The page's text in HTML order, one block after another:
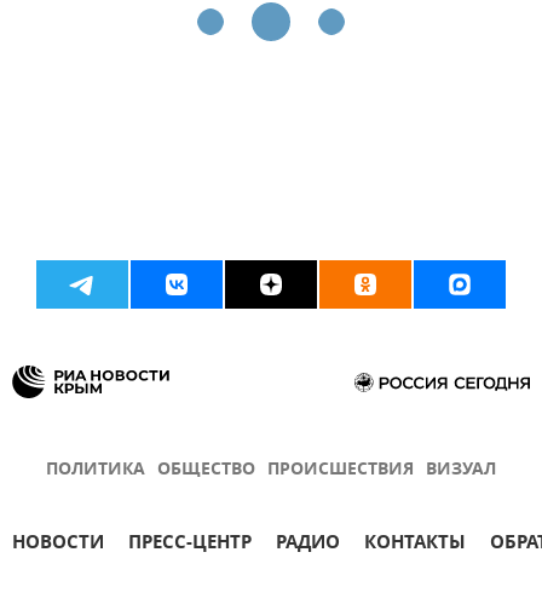
ПОЛИТИКА ОБЩЕСТВО ПРОИСШЕСТВИЯ ВИЗУАЛ
НОВОСТИ ПРЕСС-ЦЕНТР РАДИО КОНТАКТЫ